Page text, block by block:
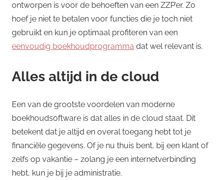
ontworpen is voor de behoeften van een ZZP’er. Zo
hoef je niet te betalen voor functies die je toch niet
gebruikt en kun je optimaal profiteren van een
eenvoudig boekhoudprogramma dat wel relevant is.
Alles altijd in de cloud
Een van de grootste voordelen van moderne
boekhoudsoftware is dat alles in de cloud staat. Dit
betekent dat je altijd en overal toegang hebt tot je
financiële gegevens. Of je nu thuis bent, bij een klant of
zelfs op vakantie – zolang je een internetverbinding
hebt, kun je bij je administratie.